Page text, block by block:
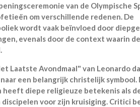
van de Olympische
om verschillende redenen. De
wordt vaak beïnvloed door
evenals door de context waarin
Laatste Avondmaal" van Leonardo
een belangrijk christelijk symbool.
heeft diepe religieuze betekenis als
voor zijn kruisiging. Critici